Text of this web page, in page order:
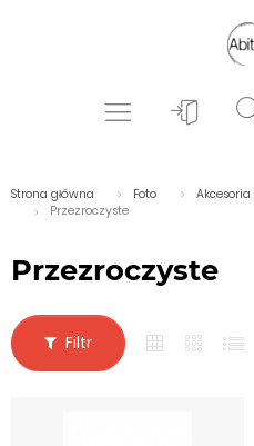
Strona główna Foto Akcesoria
Przezroczyste
Przezroczyste
Filtr